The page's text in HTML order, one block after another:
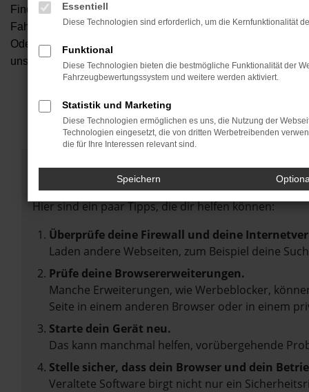
Finden Sie Ihren neuen Traumwagen bei uns. Dafür haben
Fahrzeuge an, die bei uns auf dem Hof stehen. Dann
Oder Sie klicken auf den Button Autobörse und Sie haben
unserem Händlernetzwerk. Diese Fahrzeuge können wir
Fehler: Network Error
Beim Laden ist ein Fehler aufgetreten.
Hier sind ein paar Tipps, die dir helfen können:
Überprüfe deine Firewall und deine
Laden andere Webseiten, zum Beispiel deine
Prüfe deine Browsererweiterungen.
Manche Erweiterungen, wie Werbeblocker,
Seite in einem anderen Browser oder in einem
Starte dein Gerät neu.
Das kann manchmal helfen, vorübergehende
Stelle sicher, dass dein Browser und dein
Veraltete Software birgt nicht nur ein
Essentiell
Diese Technologien sind erforderlich, um die Kernfunktionalität
Funktional
Diese Technologien bieten die bestmögliche Funktionalität der
Fahrzeugbewertungssystem und weitere werden aktiviert.
Statistik und Marketing
Diese Technologien ermöglichen es uns, die Nutzung der
Technologien eingesetzt, die von dritten Werbetreibenden
die für Ihre Interessen relevant sind.
Speichern